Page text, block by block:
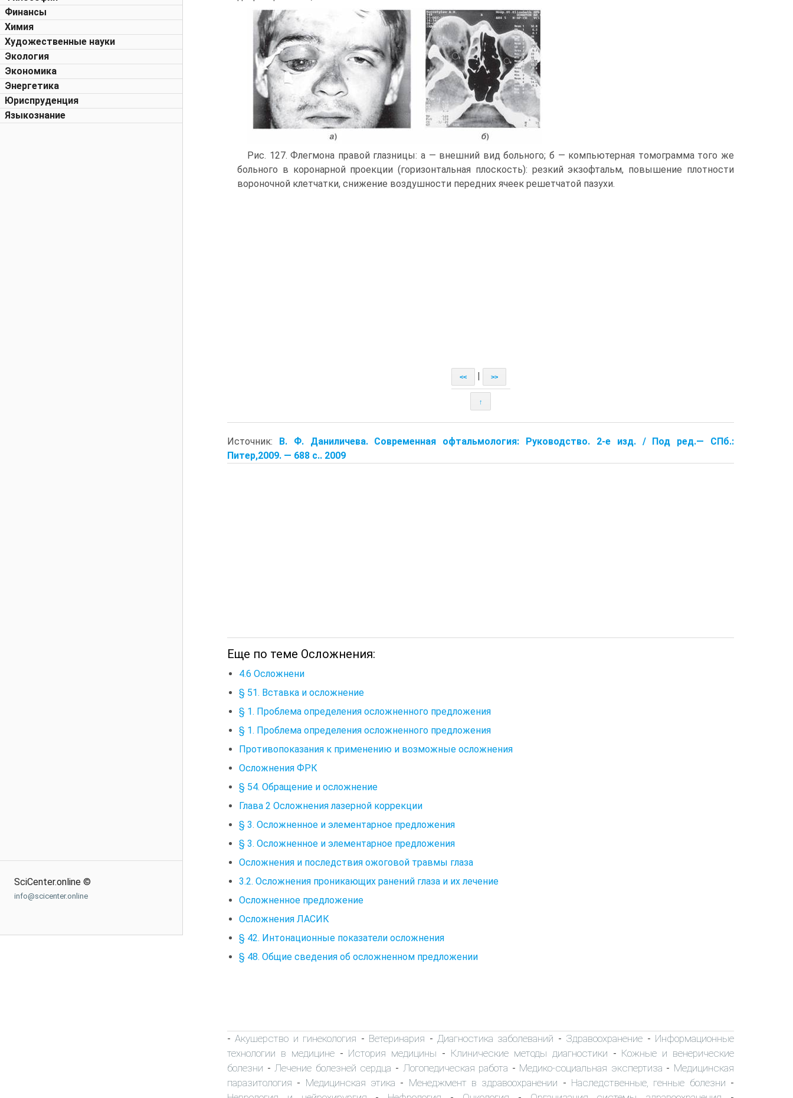
Финансы
Химия
Художественные науки
Экология
Экономика
Энергетика
Юриспруденция
Языкознание
SciCenter.online ©
info@scicenter.online
Рис. 127. Флегмона правой глазницы: а — внешний вид больного; б — компьютерная томограмма того же
больного в коронарной проекции (горизонтальная плоскость): резкий экзофтальм, повышение плотности
вороночной клетчатки, снижение воздушности передних ячеек решетчатой пазухи.
<< >>
↑
Источник: В. Ф. Даниличева. Современная офтальмология: Руководство. 2-е изд. / Под ред.— СПб.:
Питер,2009. — 688 с.. 2009
Еще по теме Осложнения:
4.6 Осложнени
§ 51. Вставка и осложнение
§ 1. Проблема определения осложненного предложения
§ 1. Проблема определения осложненного предложения
Противопоказания к применению и возможные осложнения
Осложнения ФРК
§ 54. Обращение и осложнение
Глава 2 Осложнения лазерной коррекции
§ 3. Осложненное и элементарное предложения
§ 3. Осложненное и элементарное предложения
Осложнения и последствия ожоговой травмы глаза
3.2. Осложнения проникающих ранений глаза и их лечение
Осложненное предложение
Осложнения ЛАСИК
§ 42. Интонационные показатели осложнения
§ 48. Общие сведения об осложненном предложении
-Акушерство и гинекология - Ветеринария - Диагностика заболеваний - Здравоохранение - Информационные
технологии в медицине- История медицины - Клинические методы диагностики - Кожные и венерические
болезни - Лечение болезней сердца - Логопедическая работа - Медико-социальная экспертиза - Медицинская
паразитология - Медицинская этика - Менеджмент в здравоохранении - Наследственные, генные болезни -